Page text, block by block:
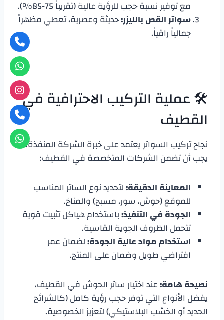
مع توفير نسبة حجب للرؤية عالية (تقريباً 75-85%).
سواتر القص بالليزر:حديثة وعصرية، تعطي مظهراً
جمالياً راقياً.
🛠️ عملية التركيب الاحترافية في
القطيف
​نجاح تركيب السواتر يعتمد على خبرة الشركة المنفذة.
يجب أن تضمن الشركات المتخصصة في القطيف:
المعاينة الدقيقة:لتحديد نوع الساتر المناسب
للموقع (حوش، سور، مسبح) والمناخ.
الجودة في التنفيذ:باستخدام هياكل تثبيت قوية
تتحمل الظروف الجوية القاسية.
استخدام مواد عالية الجودة:لضمان عمر
افتراضي طويل وضمان على المنتج.
نصيحة هامة:عند اختيار ساتر الحوش في القطيف،
يفضل الأنواع التي توفر حجب رؤية كامل (كالشرائح
الحديد أو الخشب البلاستيكي) لتعزيز الخصوصية.